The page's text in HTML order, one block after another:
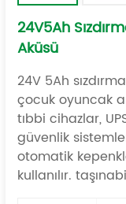
24V5Ah
Aküsü
24V 5Ah
çocuk oyuncak
tıbbi cihazlar,
güvenlik
otomatik
kullanılır.